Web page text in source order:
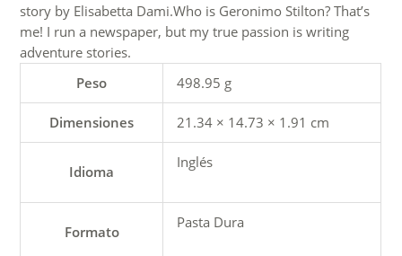
story by Elisabetta Dami.Who is Geronimo Stilton? That’s
me! I run a newspaper, but my true passion is writing
adventure stories.
Peso
498.95 g
Dimensiones 21.34 × 14.73 × 1.91 cm
Idioma
Inglés
Formato
Pasta Dura